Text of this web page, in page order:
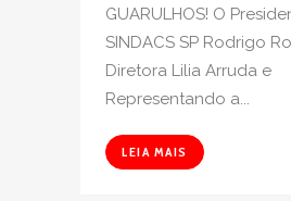
GUARULHOS! O
SINDACS SP Rodrigo
Diretora Lilia Arruda e
Representando a...
LEIA MAIS